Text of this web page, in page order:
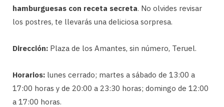
hamburguesas con receta secreta. No olvides revisar
los postres, te llevarás una deliciosa sorpresa.
Dirección: Plaza de los Amantes, sin número, Teruel.
Horarios: lunes cerrado; martes a sábado de 13:00 a
17:00 horas y de 20:00 a 23:30 horas; domingo de 12:00
a 17:00 horas.